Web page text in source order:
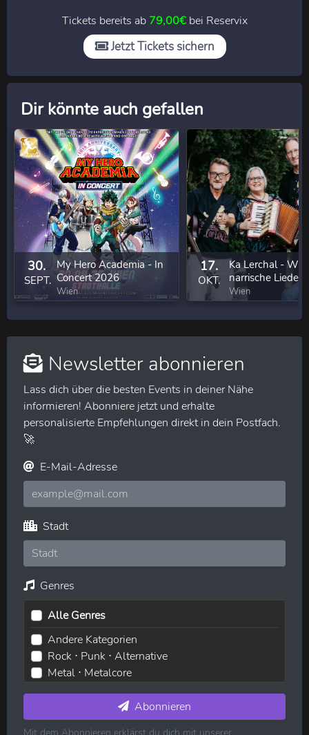
Tickets bereits ab 79,00€bei Reservix
Jetzt Tickets sichern
Dir könnte auch gefallen
30.
SEPT.
My Hero Academia - In
Concert 2026
Wien
17.
OKT.
Ka Lerchal -
narrische Lieder
eigenem Anbau
Wien
Newsletter abonnieren
Lass dich über die besten Events in deiner Nähe
informieren! Abonniere jetzt und erhalte
personalisierte Empfehlungen direkt in dein Postfach.
🚀
E-Mail-Adresse
Stadt
Genres
Alle Genres
Andere Kategorien
Rock ⋅ Punk ⋅ Alternative
Metal ⋅ Metalcore
Pop ⋅ Dance ⋅ Indie
Hip-Hop ⋅ Rap
Abonnieren